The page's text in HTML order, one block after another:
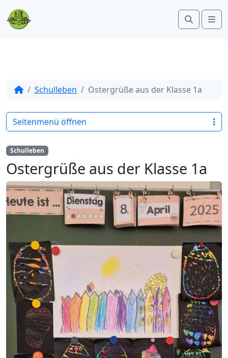
Search
Schulleben Ostergrüße aus der Klasse 1a
Schulleben
Ostergrüße aus der Klasse 1a
Seitenmenü öffnen